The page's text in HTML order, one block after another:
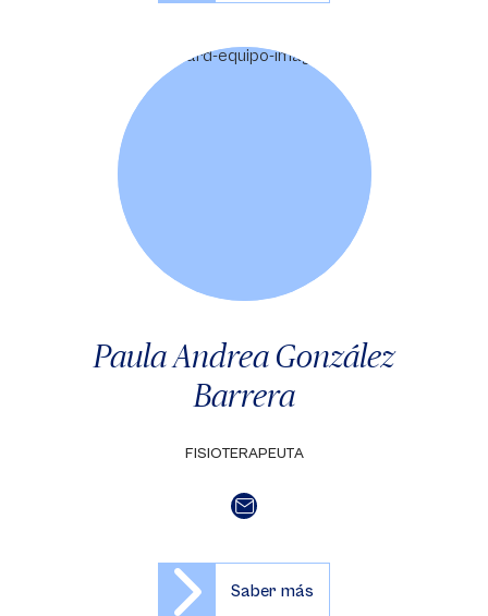
Paula Andrea González
Barrera
FISIOTERAPEUTA
Saber más